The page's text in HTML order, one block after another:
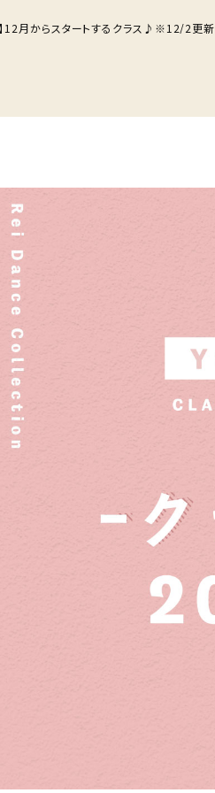
】12月からスタートするクラス♪※12/2更新